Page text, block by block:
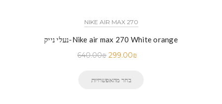
NIKE AIR MAX 270
נעלי נייק-Nike air max 270 White orange
640.00₪ 299.00₪
בחר מהאפשרויות